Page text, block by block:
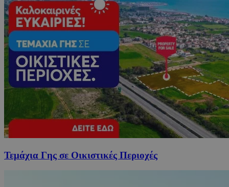
Τεμάχια Γης σε Οικιστικές Περιοχές